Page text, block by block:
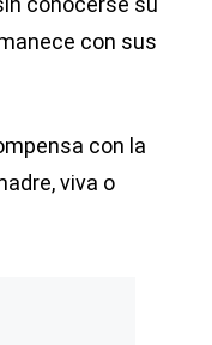
con sus
con la
viva o